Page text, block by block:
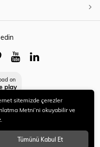
on
play
saklıdır.
sitemizde çerezler
Metni’ni okuyabilir ve
Tümünü Kabul Et